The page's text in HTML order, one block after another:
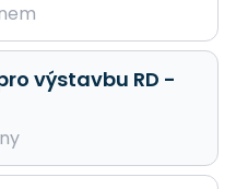
výstavbu RD -